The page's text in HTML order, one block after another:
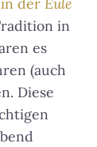
der Eule
in
es
(auch
Diese